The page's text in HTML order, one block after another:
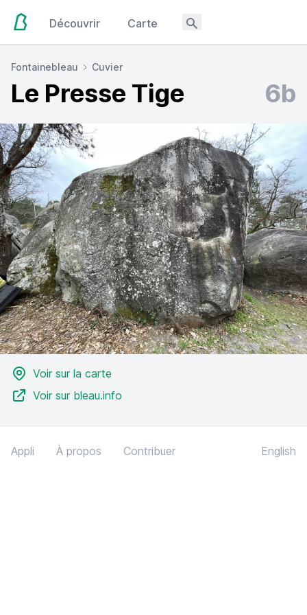
Découvrir Carte
Fontainebleau Cuvier
Le Presse Tige 6b
Voir sur la carte
Voir sur bleau.info
Appli À propos Contribuer English